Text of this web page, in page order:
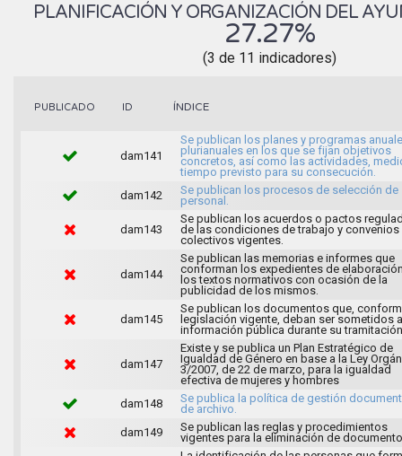
PLANIFICACIÓN Y ORGANIZACIÓN DEL
27.27%
(3 de 11 indicadores)
PUBLICADO ID ÍNDICE
dam141
Se publican los planes y programas
plurianuales en los que se fijan objetivos
concretos, así como las actividades,
tiempo previsto para su consecución.
dam142
Se publican los procesos de selección de
personal.
dam143
Se publican los acuerdos o pactos
de las condiciones de trabajo y convenios
colectivos vigentes.
dam144
Se publican las memorias e informes que
conforman los expedientes de
los textos normativos con ocasión de la
publicidad de los mismos.
dam145
Se publican los documentos que,
legislación vigente, deban ser sometidos a
información pública durante su
dam147
Existe y se publica un Plan Estratégico de
Igualdad de Género en base a la Ley
3/2007, de 22 de marzo, para la igualdad
efectiva de mujeres y hombres
dam148
Se publica la política de gestión
de archivo.
dam149
Se publican las reglas y procedimientos
vigentes para la eliminación de